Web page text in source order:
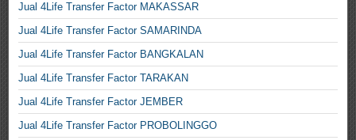
Jual 4Life Transfer Factor MAKASSAR
Jual 4Life Transfer Factor SAMARINDA
Jual 4Life Transfer Factor BANGKALAN
Jual 4Life Transfer Factor TARAKAN
Jual 4Life Transfer Factor JEMBER
Jual 4Life Transfer Factor PROBOLINGGO